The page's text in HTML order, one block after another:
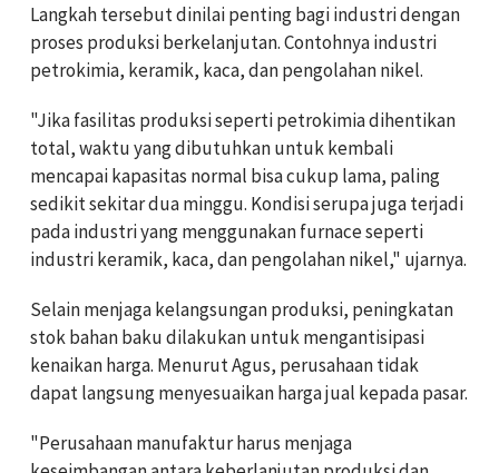
Langkah tersebut dinilai penting bagi industri dengan
proses produksi berkelanjutan. Contohnya industri
petrokimia, keramik, kaca, dan pengolahan nikel.
"Jika fasilitas produksi seperti petrokimia dihentikan
total, waktu yang dibutuhkan untuk kembali
mencapai kapasitas normal bisa cukup lama, paling
sedikit sekitar dua minggu. Kondisi serupa juga terjadi
pada industri yang menggunakan furnace seperti
industri keramik, kaca, dan pengolahan nikel," ujarnya.
Selain menjaga kelangsungan produksi, peningkatan
stok bahan baku dilakukan untuk mengantisipasi
kenaikan harga. Menurut Agus, perusahaan tidak
dapat langsung menyesuaikan harga jual kepada pasar.
"Perusahaan manufaktur harus menjaga